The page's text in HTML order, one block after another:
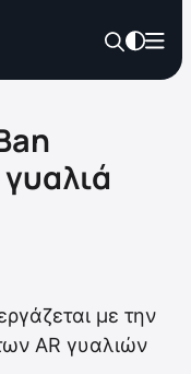
με την
AR γυαλιών